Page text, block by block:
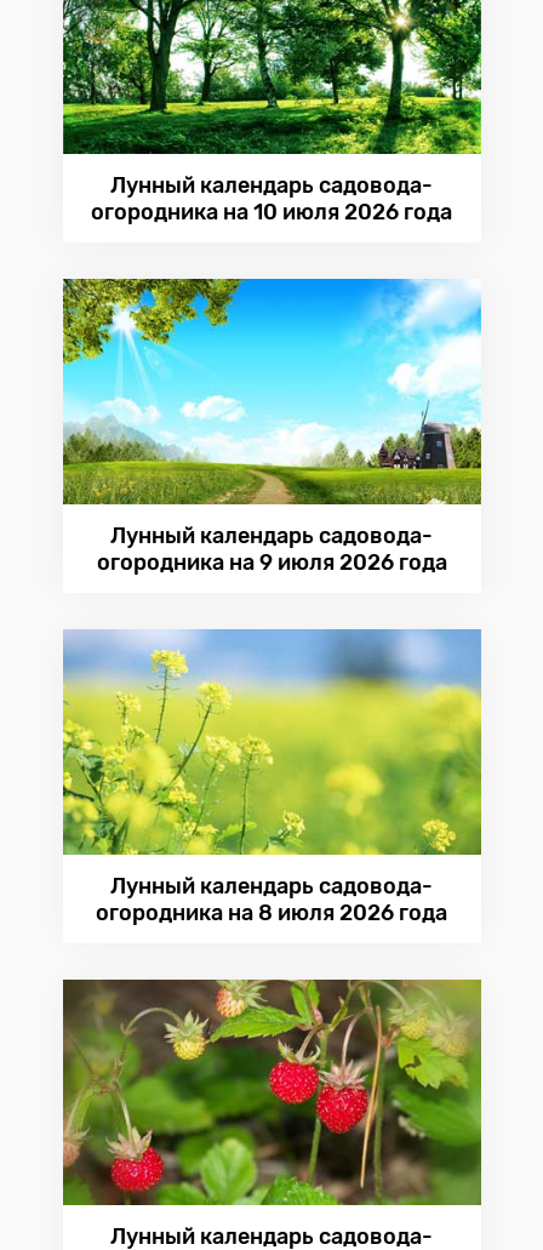
Лунный календарь садовода-
огородника на 10 июля 2026 года
Лунный календарь садовода-
огородника на 9 июля 2026 года
Лунный календарь садовода-
огородника на 8 июля 2026 года
Лунный календарь садовода-